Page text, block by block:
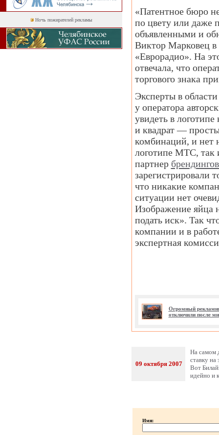
Ночь пожирателей рекламы
«Патентное бюро
по цвету или даже
объявленными и
Виктор Марковец в
«Еврорадио». На
отвечала, что
торгового знака
Эксперты в
у оператора
увидеть в
и квадрат —
комбинаций, и нет
логотипе МТС, так
партнер
зарегистрировали
что никакие
ситуации нет
Изображение яйца
подать иск». Так
компании и в
экспертная
Огромный
отключили после
09 октября 2007
На самом
ставку на
Вот
идейно и
Имя: